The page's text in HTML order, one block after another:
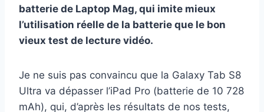
batterie de Laptop Mag, qui imite mieux
l’utilisation réelle de la batterie que le bon
vieux test de lecture vidéo.
Je ne suis pas convaincu que la Galaxy Tab S8
Ultra va dépasser l’iPad Pro (batterie de 10 728
mAh), qui, d’après les résultats de nos tests,